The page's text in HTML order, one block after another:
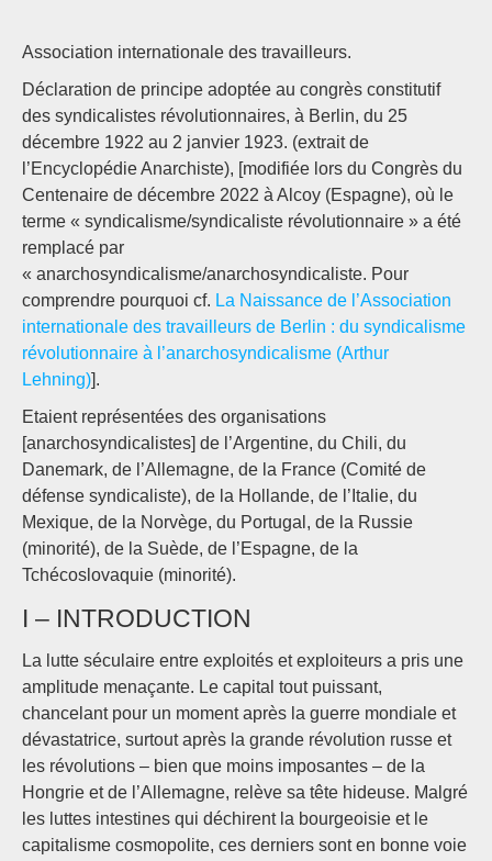
Association internationale des travailleurs.
Déclaration de principe adoptée au congrès constitutif
des syndicalistes révolutionnaires, à Berlin, du 25
décembre 1922 au 2 janvier 1923. (extrait de
l’Encyclopédie Anarchiste), [modifiée lors du Congrès du
Centenaire de décembre 2022 à Alcoy (Espagne), où le
terme « syndicalisme/syndicaliste révolutionnaire » a été
remplacé par
« anarchosyndicalisme/anarchosyndicaliste. Pour
comprendre pourquoi cf. La Naissance de l’Association
internationale des travailleurs de Berlin : du syndicalisme
révolutionnaire à l’anarchosyndicalisme (Arthur
Lehning)].
Etaient représentées des organisations
[anarchosyndicalistes] de l’Argentine, du Chili, du
Danemark, de l’Allemagne, de la France (Comité de
défense syndicaliste), de la Hollande, de l’Italie, du
Mexique, de la Norvège, du Portugal, de la Russie
(minorité), de la Suède, de l’Espagne, de la
Tchécoslovaquie (minorité).
I – INTRODUCTION
La lutte séculaire entre exploités et exploiteurs a pris une
amplitude menaçante. Le capital tout puissant,
chancelant pour un moment après la guerre mondiale et
dévastatrice, surtout après la grande révolution russe et
les révolutions – bien que moins imposantes – de la
Hongrie et de l’Allemagne, relève sa tête hideuse. Malgré
les luttes intestines qui déchirent la bourgeoisie et le
capitalisme cosmopolite, ces derniers sont en bonne voie